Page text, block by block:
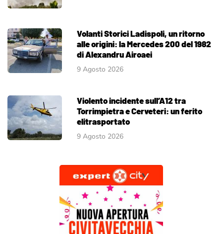
Volanti Storici Ladispoli, un ritorno
alle origini: la Mercedes 200 del 1982
di Alexandru Airoaei
9 Agosto 2026
Violento incidente sull’A12 tra
Torrimpietra e Cerveteri: un ferito
elitrasportato
9 Agosto 2026